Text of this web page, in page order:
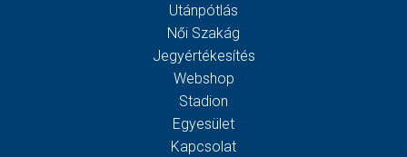
Utánpótlás
Női Szakág
Jegyértékesítés
Webshop
Stadion
Egyesület
Kapcsolat